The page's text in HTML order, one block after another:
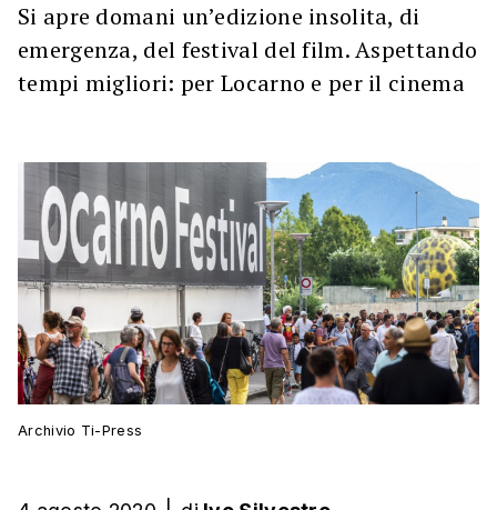
Si apre domani un’edizione insolita, di
emergenza, del festival del film. Aspettando
tempi migliori: per Locarno e per il cinema
Archivio Ti-Press